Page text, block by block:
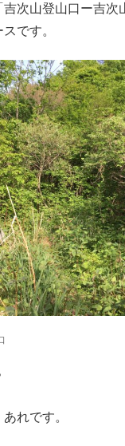
次山登山口ー吉次
です。
れです。